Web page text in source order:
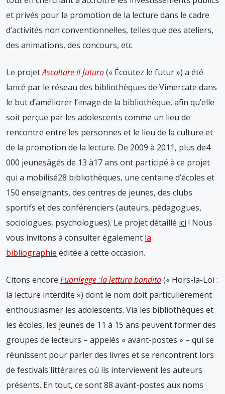
et privés pour la promotion de la lecture dans le cadre
d’activités non conventionnelles, telles que des ateliers,
des animations, des concours, etc.
Le projetAscoltare il futuro(« Écoutez le futur ») a été
lancé par le réseau des bibliothèques de Vimercate dans
le but d’améliorer l’image de la bibliothèque, afin qu’elle
soit perçue par les adolescents comme un lieu de
rencontre entre les personnes et le lieu de la culture et
de la promotion de la lecture. De 2009 à 2011, plus de4
000 jeunesâgés de 13 à17 ans ont participé à ce projet
qui a mobilisé28 bibliothèques, une centaine d’écoles et
150 enseignants, des centres de jeunes, des clubs
sportifs et des conférenciers (auteurs, pédagogues,
sociologues, psychologues). Le projet détaillé ici ! Nous
vous invitons à consulter également la
bibliographie éditée à cette occasion.
Citons encore Fuorilegge :la lettura bandita(« Hors-la-Loi :
la lecture interdite ») dont le nom doit particulièrement
enthousiasmer les adolescents. Via les bibliothèques et
les écoles, les jeunes de 11 à 15 ans peuvent former des
groupes de lecteurs – appelés « avant-postes » – qui se
réunissent pour parler des livres et se rencontrent lors
de festivals littéraires où ils interviewent les auteurs
présents. En tout, ce sont 88 avant-postes aux noms